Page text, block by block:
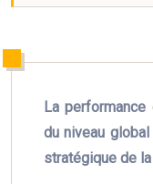
La
du niveau
stratégique de